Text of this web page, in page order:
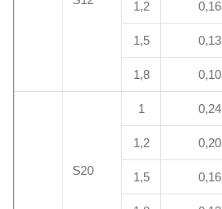
1,2 0,16
1,5 0,13
1,8 0,10
S20
1 0,24
1,2 0,20
1,5 0,16